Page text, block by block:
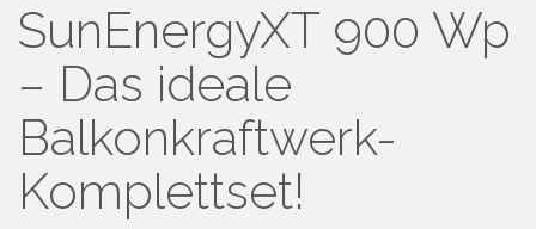
SunEnergyXT 900 Wp
– Das ideale
Balkonkraftwerk-
Komplettset!